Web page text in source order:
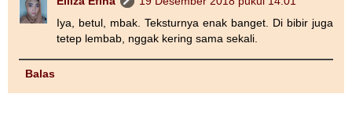
Iya, betul, mbak. Teksturnya enak banget. Di bibir juga
tetep lembab, nggak kering sama sekali.
Balas